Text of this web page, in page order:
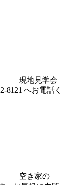
現地見学会
8121 へお電話く
空き家の